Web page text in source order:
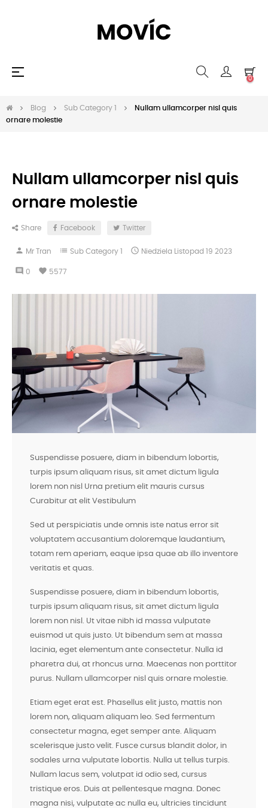
Toggle
☰
0
Blog Sub Category 1
Nullam ullamcorper nisl quis
ornare molestie
Nullam ullamcorper nisl quis
ornare molestie
Share Facebook Twitter
person Mr Tran list Sub Category 1  Niedziela Listopad 19 2023
comment 0 favorite 5577
Suspendisse posuere, diam in bibendum lobortis,
turpis ipsum aliquam risus, sit amet dictum ligula
lorem non nisl Urna pretium elit mauris cursus
Curabitur at elit Vestibulum
Sed ut perspiciatis unde omnis iste natus error sit
voluptatem accusantium doloremque laudantium,
totam rem aperiam, eaque ipsa quae ab illo inventore
veritatis et quas.
Suspendisse posuere, diam in bibendum lobortis,
turpis ipsum aliquam risus, sit amet dictum ligula
lorem non nisl. Ut vitae nibh id massa vulputate
euismod ut quis justo. Ut bibendum sem at massa
lacinia, eget elementum ante consectetur. Nulla id
pharetra dui, at rhoncus urna. Maecenas non porttitor
purus. Nullam ullamcorper nisl quis ornare molestie.
Etiam eget erat est. Phasellus elit justo, mattis non
lorem non, aliquam aliquam leo. Sed fermentum
consectetur magna, eget semper ante. Aliquam
scelerisque justo velit. Fusce cursus blandit dolor, in
sodales urna vulputate lobortis. Nulla ut tellus turpis.
Nullam lacus sem, volutpat id odio sed, cursus
tristique eros. Duis at pellentesque magna. Donec
magna nisi, vulputate ac nulla eu, ultricies tincidunt